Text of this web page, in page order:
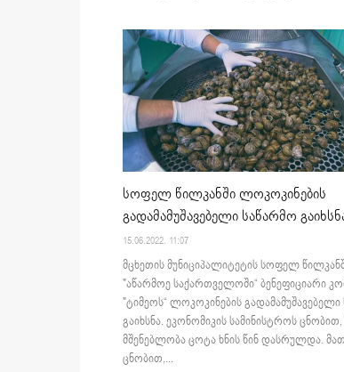
სოფელ წილკანში ლოკოკინების
გადამამუშავებელი საწარმო
15.06.2022. 11:07
მცხეთის მუნიციპალიტეტის სოფელ
"აწარმოე საქართველოში“ ბენეფიციარი
"ტიმეოს“ ლოკოკინების
გაიხსნა. ეკონომიკის სამინისტროს
მშენებლობა ცოტა ხნის წინ დასრულდა.
ცნობით,...